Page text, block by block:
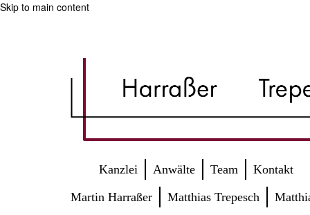
Skip to main content
Kanzlei
Anwälte
Martin Harraßer
Matthias Trepesch
Team Kontakt